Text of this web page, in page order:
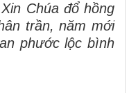
Xin Chúa đổ hồng
trần, năm mới
phước lộc bình